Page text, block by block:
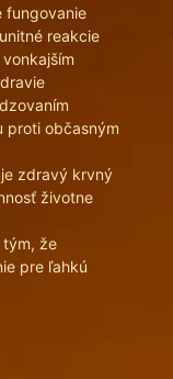
fungovanie
reakcie
proti občasným
zdravý krvný
životne
tým, že
pre ľahkú